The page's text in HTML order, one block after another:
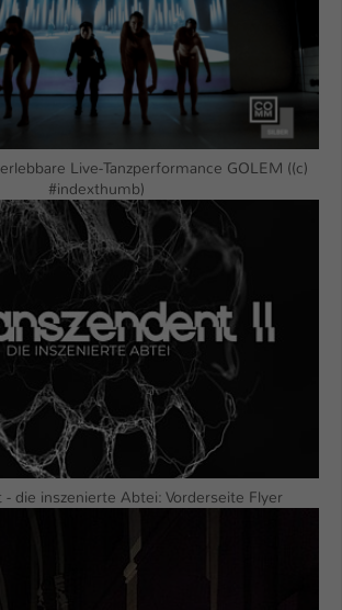
Live-Tanzperformance GOLEM ((c)
#indexthumb)
- die inszenierte Abtei: Vorderseite Flyer